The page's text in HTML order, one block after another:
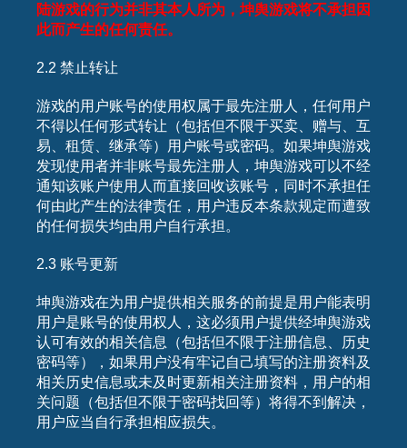
陆游戏的行为并非其本人所为，坤舆游戏将不承担因
此而产生的任何责任。
2.2 禁止转让
游戏的用户账号的使用权属于最先注册人，任何用户
不得以任何形式转让（包括但不限于买卖、赠与、互
易、租赁、继承等）用户账号或密码。如果坤舆游戏
发现使用者并非账号最先注册人，坤舆游戏可以不经
通知该账户使用人而直接回收该账号，同时不承担任
何由此产生的法律责任，用户违反本条款规定而遭致
的任何损失均由用户自行承担。
2.3 账号更新
坤舆游戏在为用户提供相关服务的前提是用户能表明
用户是账号的使用权人，这必须用户提供经坤舆游戏
认可有效的相关信息（包括但不限于注册信息、历史
密码等），如果用户没有牢记自己填写的注册资料及
相关历史信息或未及时更新相关注册资料，用户的相
关问题（包括但不限于密码找回等）将得不到解决，
用户应当自行承担相应损失。